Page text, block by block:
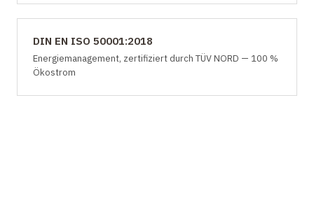
DIN EN ISO 50001:2018
Energiemanagement, zertifiziert durch TÜV NORD — 100 %
Ökostrom